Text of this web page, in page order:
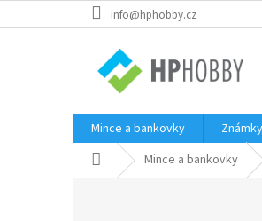
na
info@hphobby.cz
Mince a bankovky
Domů Mince a bankovky